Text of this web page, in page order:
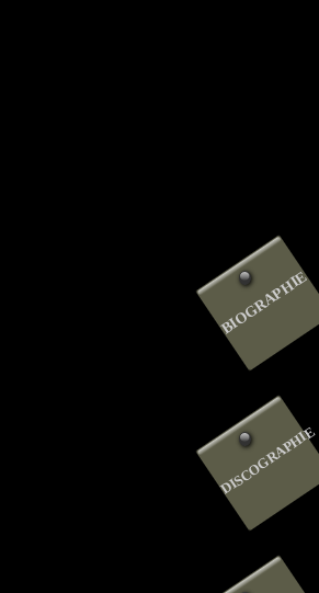
DISCOGRAPHIE
BIOGRAPHIE